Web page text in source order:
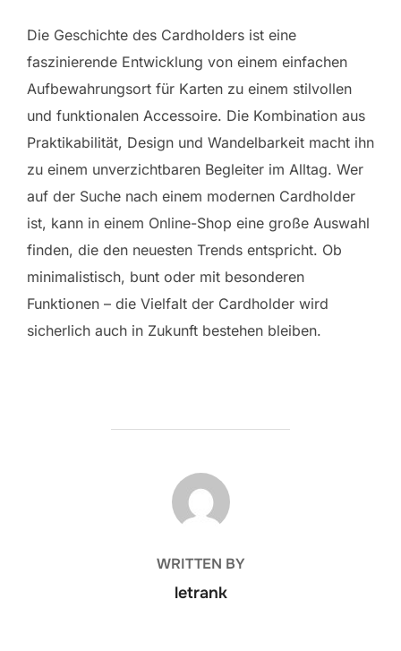
Die Geschichte des Cardholders ist eine
faszinierende Entwicklung von einem einfachen
Aufbewahrungsort für Karten zu einem stilvollen
und funktionalen Accessoire. Die Kombination aus
Praktikabilität, Design und Wandelbarkeit macht ihn
zu einem unverzichtbaren Begleiter im Alltag. Wer
auf der Suche nach einem modernen Cardholder
ist, kann in einem Online-Shop eine große Auswahl
finden, die den neuesten Trends entspricht. Ob
minimalistisch, bunt oder mit besonderen
Funktionen – die Vielfalt der Cardholder wird
sicherlich auch in Zukunft bestehen bleiben.
POST AUTHOR
WRITTEN BY
letrank